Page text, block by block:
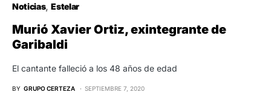
Noticias Estelar
Murió Xavier Ortiz, exintegrante de
Garibaldi
El cantante falleció a los 48 años de edad
BY GRUPO CERTEZA SEPTIEMBRE 7, 2020